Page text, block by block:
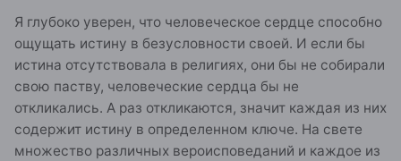
Я глубоко уверен, что человеческое сердце способно
ощущать истину в безусловности своей. И если бы
истина отсутствовала в религиях, они бы не собирали
свою паству, человеческие сердца бы не
откликались. А раз откликаются, значит каждая из них
содержит истину в определенном ключе. На свете
множество различных вероисповеданий и каждое из